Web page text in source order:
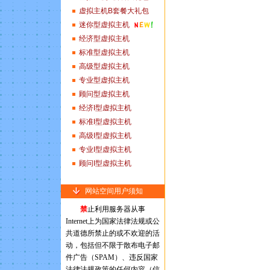
虚拟主机B套餐大礼包
迷你型虚拟主机
经济型虚拟主机
标准型虚拟主机
高级型虚拟主机
专业型虚拟主机
顾问型虚拟主机
经济I型虚拟主机
标准I型虚拟主机
高级I型虚拟主机
专业I型虚拟主机
顾问I型虚拟主机
网站空间用户须知